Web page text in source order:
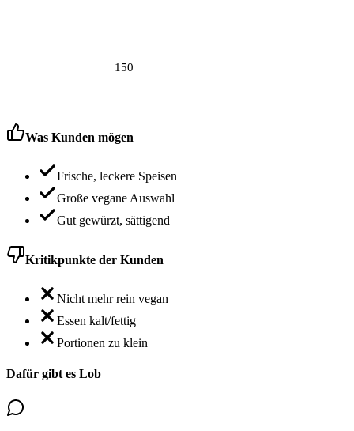
150
Was Kunden mögen
Frische, leckere Speisen
Große vegane Auswahl
Gut gewürzt, sättigend
Kritikpunkte der Kunden
Nicht mehr rein vegan
Essen kalt/fettig
Portionen zu klein
Dafür gibt es Lob